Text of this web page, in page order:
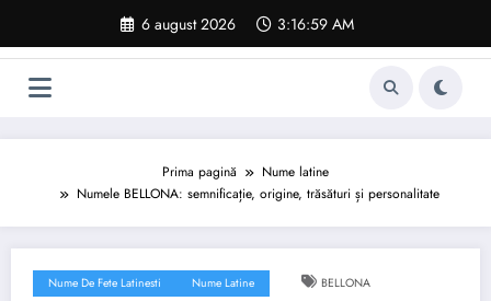
conținut
6 august 2026 3:17:00 AM
Prima pagină
Nume latine
Numele BELLONA: semnificație, origine, trăsături și personalitate
Nume De Fete Latinesti Nume Latine BELLONA